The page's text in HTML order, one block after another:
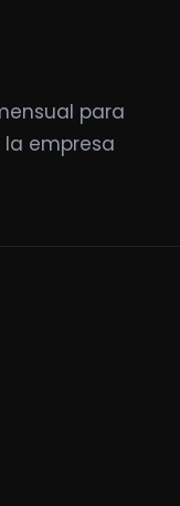
para
empresa